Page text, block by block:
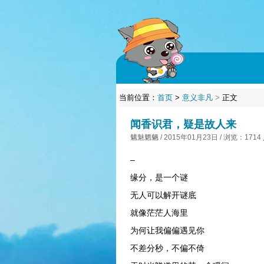
当前位置： 首页 > 意义非凡 > 正文
闻香识君，疑是故人来
魑魅魍魉 / 2015年01月23日 / 浏览：1714
–
缘分，是一个谜
无人可以解开谜底
就像茫茫人海里
为何让我偏偏遇见你
不差分秒，不偏不倚